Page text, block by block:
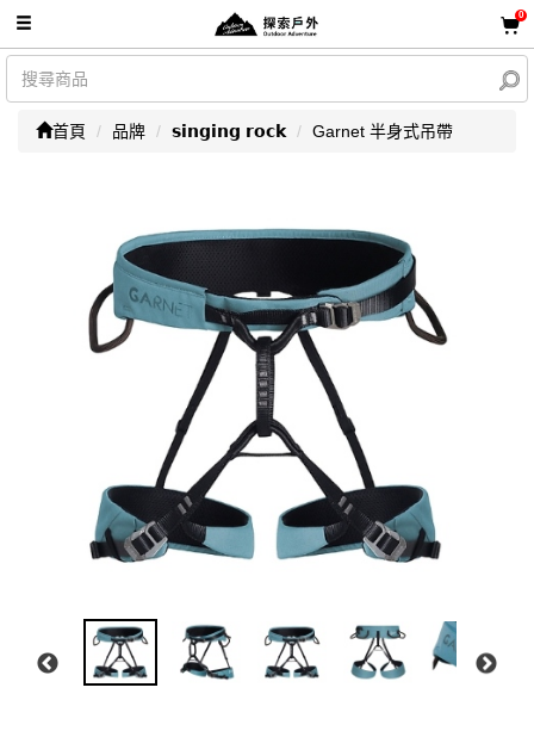
0
首頁 品牌 𝘀𝗶𝗻𝗴𝗶𝗻𝗴 𝗿𝗼𝗰𝗸 Garnet 半身式吊帶